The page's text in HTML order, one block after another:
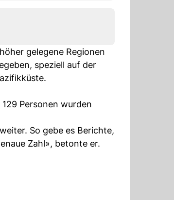
gelegene Regionen
speziell auf der
Personen wurden
So gebe es Berichte,
Zahl», betonte er.